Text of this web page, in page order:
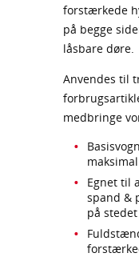
forstærkede
på begge
låsbare døre.
Anvendes til
medbringe
Egnet til
spand &
på